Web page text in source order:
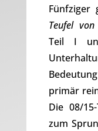
Fünfziger
Teufel
Teil I
primär
Die 08/
zum